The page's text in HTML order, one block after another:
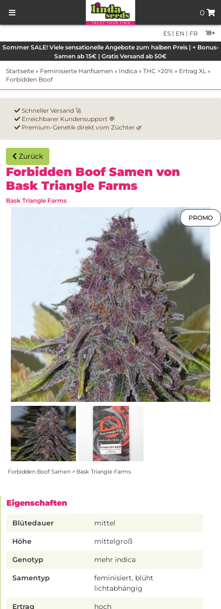
0
18+
ES | EN | FR
Sommer SALE! Viele sensationelle Angebote zum halben Preis | + Bonus-
Samen ab 15€ | Gratis Versand ab 50€
Startseite » Feminisierte Hanfsamen » Indica » THC >20% » Ertrag XL »
Forbidden Boof
Schneller Versand 🚀
Erreichbarer Kundensupport 💬
Premium-Genetik direkt vom Züchter 🌿
Zurück
Forbidden Boof Samen von
Bask Triangle Farms
Bask Triangle Farms
PROMO
Forbidden Boof Samen > Bask Triangle Farms
Eigenschaften
Blütedauer mittel
Höhe mittelgroß
Genotyp mehr indica
Samentyp
feminisiert, blüht
lichtabhängig
Ertrag hoch